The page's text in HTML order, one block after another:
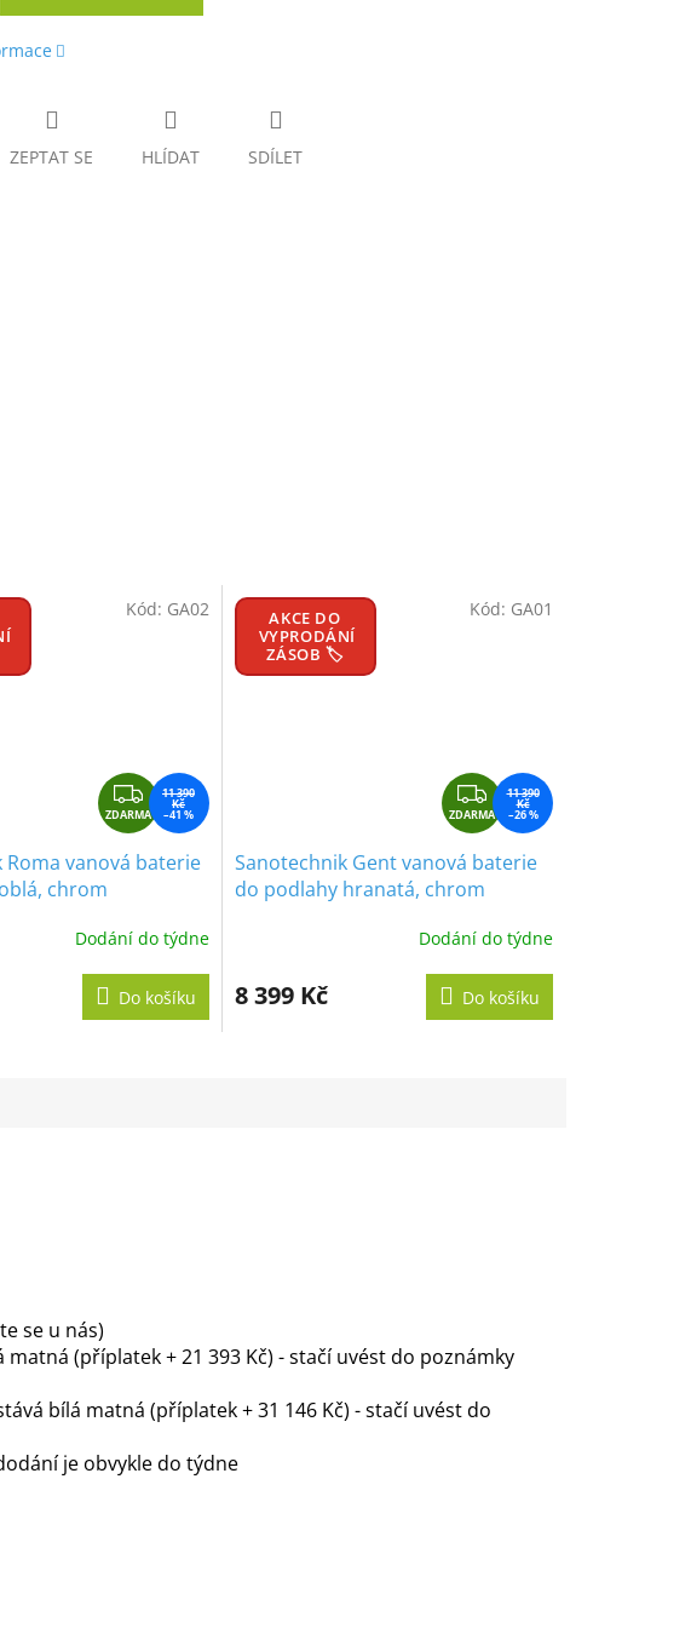
ZEPTAT SE HLÍDAT SDÍLET
Z
D
A
R
A
ZDARMA
11 390
Kč
–41 %
Roma vanová baterie
chrom
Dodání do týdne
Do košíku
Kód: GA02
AKCE DO
VYPRODÁNÍ
ZÁSOB 🏷️
Z
D
A
R
A
ZDARMA
11 390
Kč
–26 %
Sanotechnik Gent vanová baterie
do podlahy hranatá, chrom
Dodání do týdne
8 399 Kč Do košíku
Kód: GA01
se u nás)
(příplatek + 21 393 Kč) - stačí uvést do poznámky
bílá matná (příplatek + 31 146 Kč) - stačí uvést do
je obvykle do týdne